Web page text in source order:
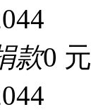
款0 元